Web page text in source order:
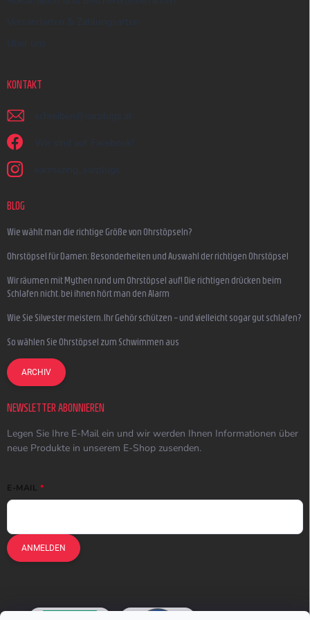
Versandarten & Zahlungsarten
Über uns
KONTAKT
schreiben @ earplugs.at
Wir sind auf Facebook!
earmazing_earplugs
BLOG
Wie wählt man die richtige Größe von Ohrstöpseln?
Ohrstöpsel für Damen: Besonderheiten und Auswahl der richtigen Ohrstöpsel
Wir räumen mit Mythen rund um Ohrstöpsel auf! Die richtigen drücken beim
Schlafen nicht, bei ihnen hört man den Alarm
Wie Sie Silvester meistern, Ihr Gehör schützen – und vielleicht sogar gut schlafen?
So wählen Sie Ohrstöpsel zum Schwimmen aus
ARCHIV
NEWSLETTER ABONNIEREN
Legen Sie Ihre E-Mail ein und wir werden Ihnen Informationen über
neue Produkte in unserem E-Shop zusenden.
E-MAIL
ANMELDEN